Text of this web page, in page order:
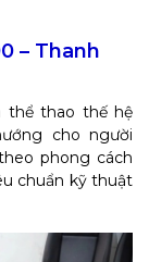
– Thanh
thể thao thế hệ
cho người
phong cách
chuẩn kỹ thuật